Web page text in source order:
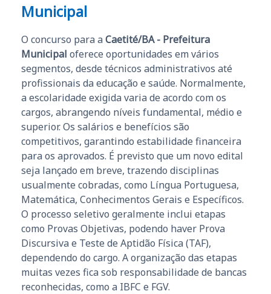
Municipal
O concurso para a Caetité/BA - Prefeitura
Municipal oferece oportunidades em vários
segmentos, desde técnicos administrativos até
profissionais da educação e saúde. Normalmente,
a escolaridade exigida varia de acordo com os
cargos, abrangendo níveis fundamental, médio e
superior. Os salários e benefícios são
competitivos, garantindo estabilidade financeira
para os aprovados. É previsto que um novo edital
seja lançado em breve, trazendo disciplinas
usualmente cobradas, como Língua Portuguesa,
Matemática, Conhecimentos Gerais e Específicos.
O processo seletivo geralmente inclui etapas
como Provas Objetivas, podendo haver Prova
Discursiva e Teste de Aptidão Física (TAF),
dependendo do cargo. A organização das etapas
muitas vezes fica sob responsabilidade de bancas
reconhecidas, como a IBFC e FGV.